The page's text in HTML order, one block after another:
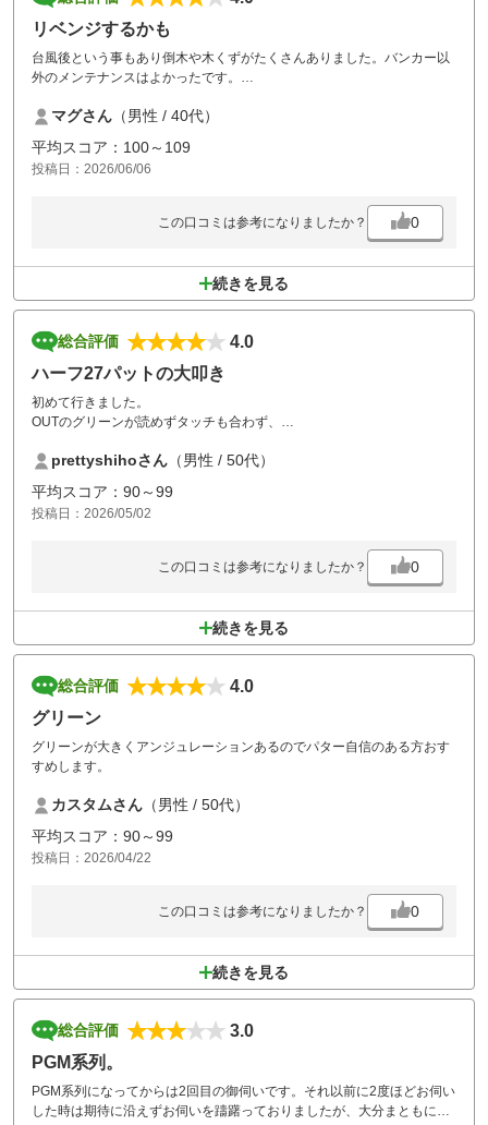
リベンジするかも
台風後という事もあり倒木や木くずがたくさんありました。バンカー以
外のメンテナンスはよかったです。
焼きが絶品でした。
グリーンはめっちゃ難しい
マグさん （男性 / 40代）
平均スコア：100～109
投稿日：2026/06/06
この口コミは参考になりましたか？ 0
続きを見る
総合評価
4.0
ハーフ27パットの大叩き
初めて行きました。
OUTのグリーンが読めずタッチも合わず、
ゴルフ人生のワースト記録。。。
くそぉ、次回リベンジします！
prettyshihoさん （男性 / 50代）
平均スコア：90～99
投稿日：2026/05/02
この口コミは参考になりましたか？ 0
続きを見る
総合評価
4.0
グリーン
グリーンが大きくアンジュレーションあるのでパター自信のある方おす
すめします。
カスタムさん （男性 / 50代）
平均スコア：90～99
投稿日：2026/04/22
この口コミは参考になりましたか？ 0
続きを見る
総合評価
3.0
PGM系列。
PGM系列になってからは2回目の御伺いです。それ以前に2度ほどお伺い
した時は期待に沿えずお伺いを躊躇っておりましたが、大分まともにな